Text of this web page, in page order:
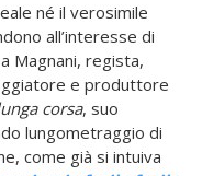
né il verosimile
all’interesse di
Magnani, regista,
e produttore
corsa, suo
lungometraggio di
come già si intuiva